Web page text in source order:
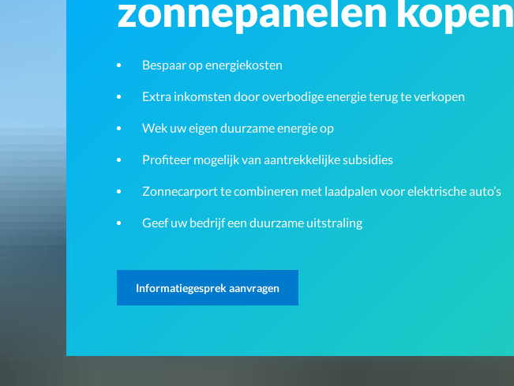
zonnepanelen kopen
Bespaar op energiekosten
Extra inkomsten door overbodige energie terug te verkopen
Wek uw eigen duurzame energie op
Profiteer mogelijk van aantrekkelijke subsidies
Zonnecarport te combineren met laadpalen voor elektrische auto’s
Geef uw bedrijf een duurzame uitstraling
Informatiegesprek aanvragen